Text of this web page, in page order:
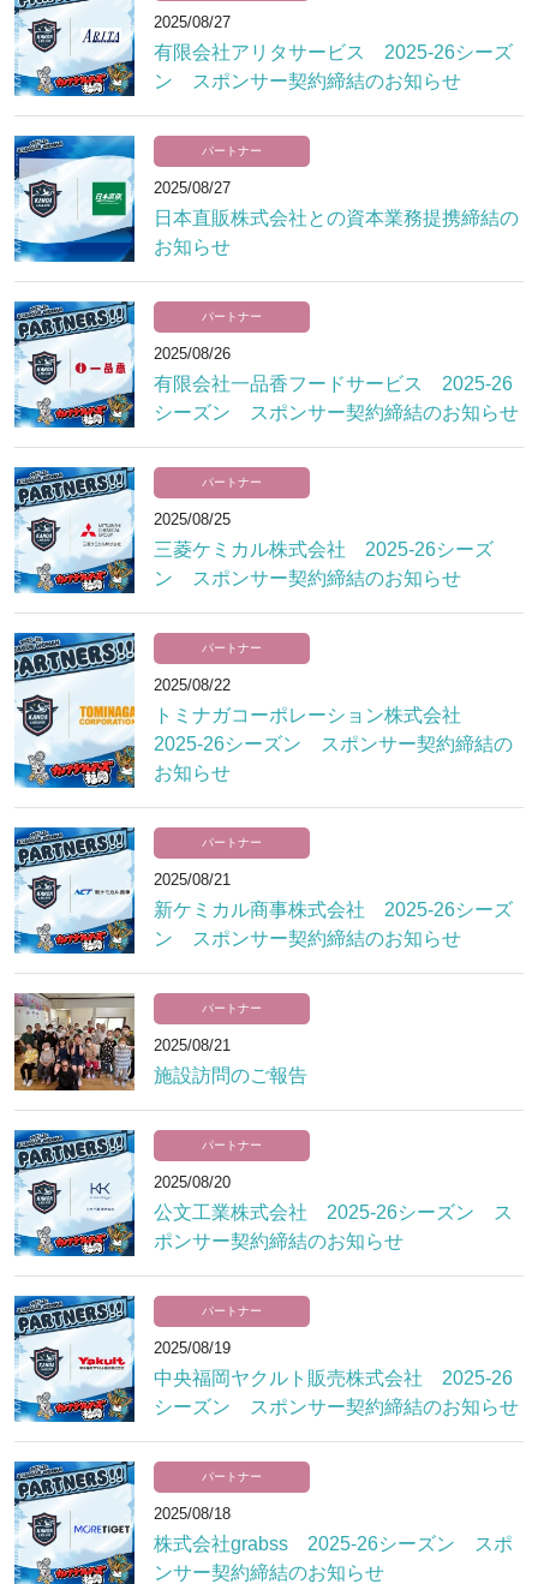
2025/08/27
有限会社アリタサービス 2025-26シーズ
ン スポンサー契約締結のお知らせ
パートナー
2025/08/27
日本直販株式会社との資本業務提携締結の
お知らせ
パートナー
2025/08/26
有限会社一品香フードサービス 2025-26
シーズン スポンサー契約締結のお知らせ
パートナー
2025/08/25
三菱ケミカル株式会社 2025-26シーズ
ン スポンサー契約締結のお知らせ
パートナー
2025/08/22
トミナガコーポレーション株式会社
2025-26シーズン スポンサー契約締結の
お知らせ
パートナー
2025/08/21
新ケミカル商事株式会社 2025-26シーズ
ン スポンサー契約締結のお知らせ
パートナー
2025/08/21
施設訪問のご報告
パートナー
2025/08/20
公文工業株式会社 2025-26シーズン ス
ポンサー契約締結のお知らせ
パートナー
2025/08/19
中央福岡ヤクルト販売株式会社 2025-26
シーズン スポンサー契約締結のお知らせ
パートナー
2025/08/18
株式会社grabss 2025-26シーズン スポ
ンサー契約締結のお知らせ